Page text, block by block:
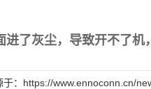
进了灰尘，导致开不了机
： https://www.ennoconn.cn/